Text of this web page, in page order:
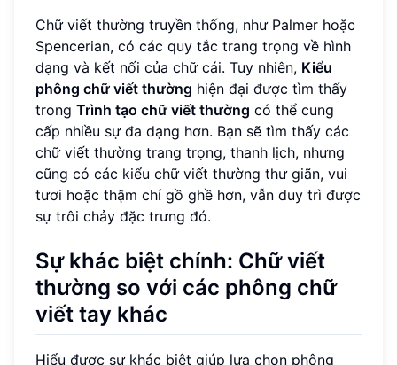
Chữ viết thường truyền thống, như Palmer hoặc
Spencerian, có các quy tắc trang trọng về hình
dạng và kết nối của chữ cái. Tuy nhiên, Kiểu
phông chữ viết thường hiện đại được tìm thấy
trong Trình tạo chữ viết thường có thể cung
cấp nhiều sự đa dạng hơn. Bạn sẽ tìm thấy các
chữ viết thường trang trọng, thanh lịch, nhưng
cũng có các kiểu chữ viết thường thư giãn, vui
tươi hoặc thậm chí gồ ghề hơn, vẫn duy trì được
sự trôi chảy đặc trưng đó.
Sự khác biệt chính: Chữ viết
thường so với các phông chữ
viết tay khác
Hiểu được sự khác biệt giúp lựa chọn phông